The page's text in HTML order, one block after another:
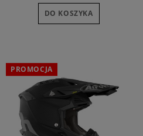
DO KOSZYKA
PROMOCJA